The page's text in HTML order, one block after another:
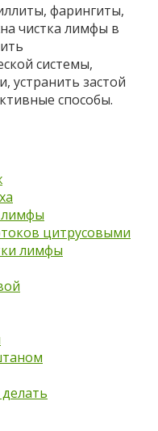
фарингиты,
чистка лимфы в
системы,
устранить застой
способы.
лимфы
цитрусовыми
лимфы